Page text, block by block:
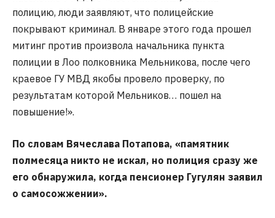
полицию, люди заявляют, что полицейские
покрывают криминал. В январе этого года прошел
митинг против произвола начальника пункта
полиции в Лоо полковника Мельникова, после чего
краевое ГУ МВД якобы провело проверку, по
результатам которой Мельников… пошел на
повышение!».
По словам Вячеслава Потапова, «памятник
полмесяца никто не искал, но полиция сразу же
его обнаружила, когда пенсионер Гугулян заявил
о самосожжении».